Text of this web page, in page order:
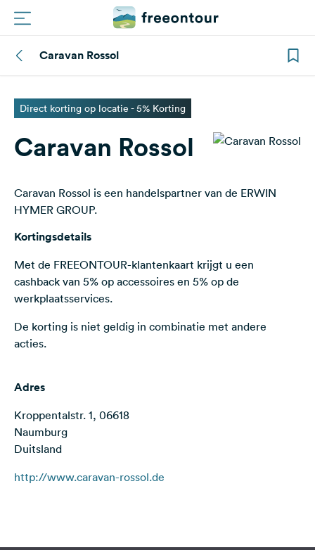
Campings
Nieuwsbrief
Feedback
Volg
ons
op
social
Caravan Rossol
Direct korting op locatie - 5% Korting
Caravan Rossol
Caravan Rossol is een handelspartner van de ERWIN
HYMER GROUP.
Kortingsdetails
Met de FREEONTOUR-klantenkaart krijgt u een
cashback van 5% op accessoires en 5% op de
werkplaatsservices.
De korting is niet geldig in combinatie met andere
acties.
Adres
Kroppentalstr. 1, 06618
Naumburg
Duitsland
http://www.caravan-rossol.de